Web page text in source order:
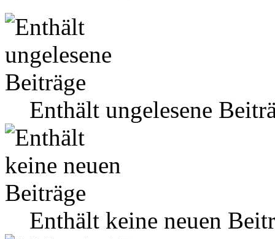
Enthält ungelesene
Enthält keine neuen